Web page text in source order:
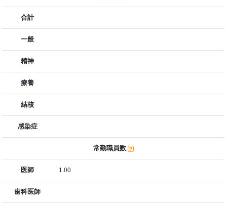
合計
一般
精神
療養
結核
感染症
常勤職員数
医師 1.00
歯科医師